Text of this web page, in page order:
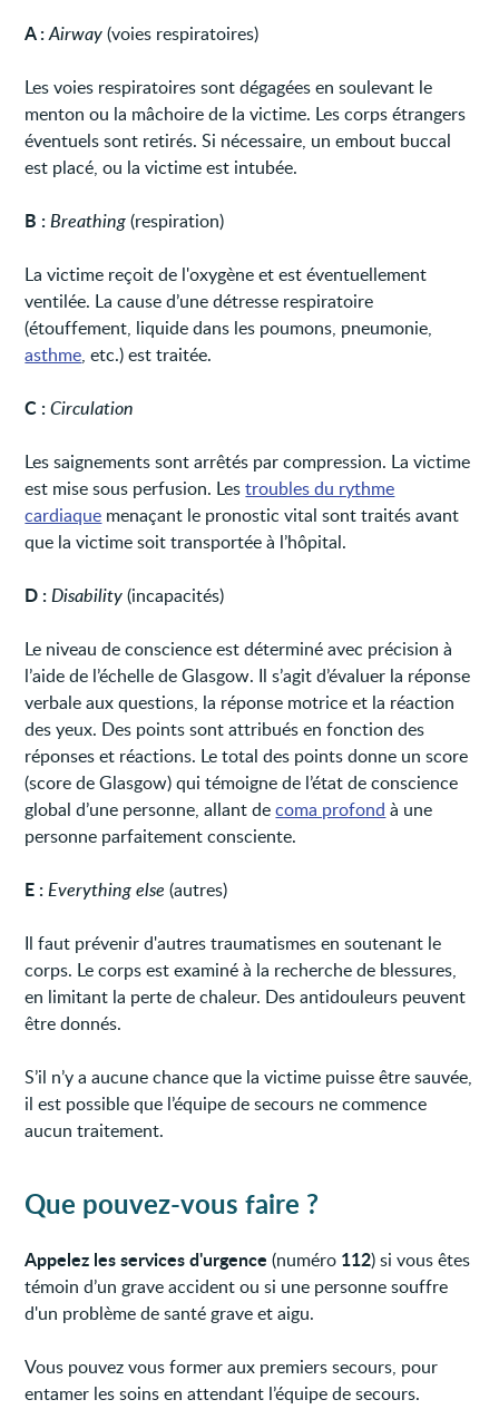
A :Airway(voies respiratoires)
Les voies respiratoires sont dégagées en soulevant le
menton ou la mâchoire de la victime. Les corps étrangers
éventuels sont retirés. Si nécessaire, un embout buccal
est placé, ou la victime est intubée.
B : Breathing(respiration)
La victime reçoit de l'oxygène et est éventuellement
ventilée. La cause d’une détresse respiratoire
(étouffement, liquide dans les poumons, pneumonie,
asthme, etc.) est traitée.
C :Circulation
Les saignements sont arrêtés par compression. La victime
est mise sous perfusion. Lestroubles du rythme
cardiaque menaçant le pronostic vital sont traités avant
que la victime soit transportée à l’hôpital.
D : Disability(incapacités)
Le niveau de conscience est déterminé avec précision à
l’aide de l’échelle de Glasgow. Il s’agit d’évaluer la réponse
verbale aux questions, la réponse motrice et la réaction
des yeux. Des points sont attribués en fonction des
réponses et réactions. Le total des points donne un score
(score de Glasgow) qui témoigne de l’état de conscience
global d’une personne, allant decoma profond à une
personne parfaitement consciente.
E : Everything else (autres)
Il faut prévenir d'autres traumatismes en soutenant le
corps. Le corps est examiné à la recherche de blessures,
en limitant la perte de chaleur. Des antidouleurs peuvent
être donnés.
S’il n’y a aucune chance que la victime puisse être sauvée,
il est possible que l’équipe de secours ne commence
aucun traitement.
Que pouvez-vous faire ?
Appelez les services d'urgence (numéro 112) si vous êtes
témoin d’un grave accident ou si une personne souffre
d'un problème de santé grave et aigu.
Vous pouvez vous former aux premiers secours, pour
entamer les soins en attendant l’équipe de secours.